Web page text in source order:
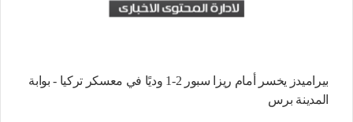
بيراميدز يخسر أمام ريزا سبور 2-1 وديًا في معسكر تركيا - بوابة
المدينة برس